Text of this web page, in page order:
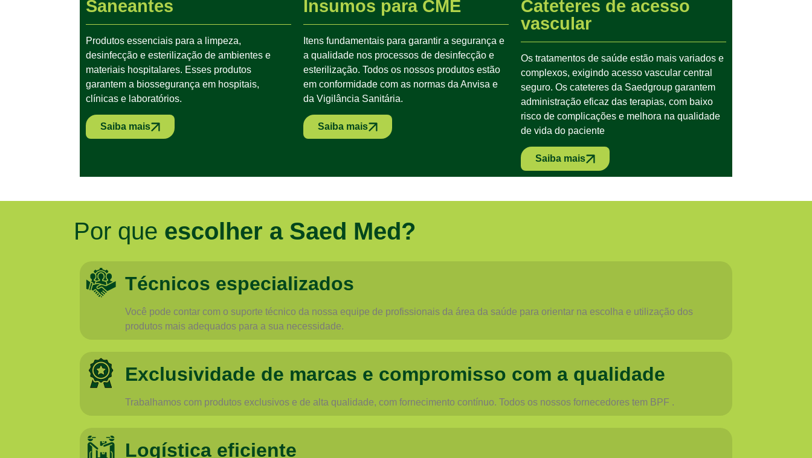
Saneantes
Produtos essenciais para a limpeza,
desinfecção e esterilização de ambientes e
materiais hospitalares. Esses produtos
garantem a biossegurança em hospitais,
clínicas e laboratórios.
Saiba mais
Insumos para CME
Itens fundamentais para garantir a segurança e
a qualidade nos processos de desinfecção e
esterilização. Todos os nossos produtos estão
em conformidade com as normas da Anvisa e
da Vigilância Sanitária.
Saiba mais
Cateteres de acesso
vascular
Os tratamentos de saúde estão mais variados e
complexos, exigindo acesso vascular central
seguro. Os cateteres da Saedgroup garantem
administração eficaz das terapias, com baixo
risco de complicações e melhora na qualidade
de vida do paciente
Saiba mais
Por que escolher a Saed Med?
Técnicos especializados
Você pode contar com o suporte técnico da nossa equipe de profissionais da área da saúde para orientar na escolha e utilização dos
produtos mais adequados para a sua necessidade.
Exclusividade de marcas e compromisso com a qualidade
Trabalhamos com produtos exclusivos e de alta qualidade, com fornecimento contínuo. Todos os nossos fornecedores tem BPF .
Logística eficiente